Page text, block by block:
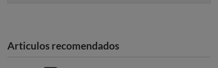
Articulos recomendados